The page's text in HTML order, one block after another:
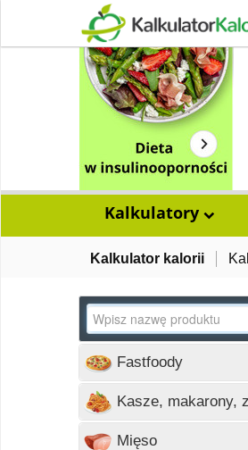
Kalkulatory
Kalkulator kalorii
Fastfoody
Wczytywanie
Kasze, makarony,
Wczytywanie
Mięso